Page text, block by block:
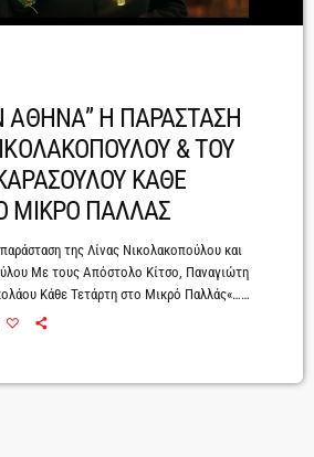
ΑΘΗΝΑ” Η ΠΑΡΑΣΤΑΣΗ
& ΤΟΥ
ΚΑΘΕ
ΜΙΚΡΟ ΠΑΛΛΑΣ
της Λίνας Νικολακοπούλου και
Με τους Απόστολο Κίτσο, Παναγιώτη
Κάθε Τετάρτη στο Μικρό Παλλάς«…
αναγκαία αυτή τη σύμπραξη. Ο Λόγος
και εμείς τους λόγους που γέννησαν τα